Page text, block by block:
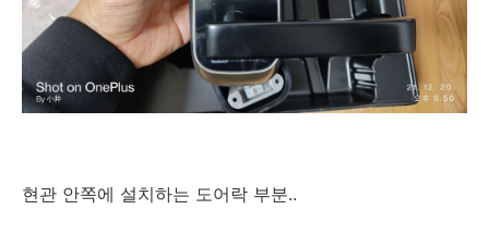
현관 안쪽에 설치하는 도어락 부분..